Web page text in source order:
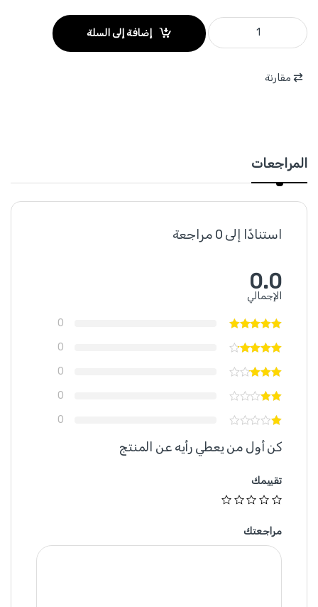
WXX3601 - شفاطة قصدير 5.5 مم قطر أسطوانة الشفط 27 مم طول 340 مم ماركة WADFOW quantity
إضافة إلى السلة
مقارنة
المراجعات
استنادًا إلى 0 مراجعة
0.0
الإجمالي
0
0
0
0
0
كن أول من يعطي رأيه عن المنتج
تقييمك
مراجعتك